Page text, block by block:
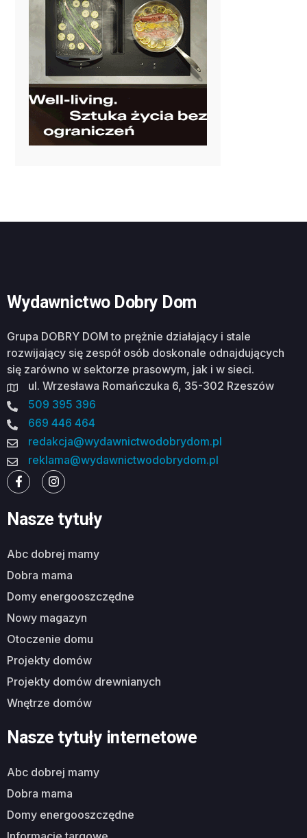
Wydawnictwo Dobry Dom
Grupa DOBRY DOM to prężnie działający i stale
rozwijający się zespół osób doskonale odnajdujących
się zarówno w sektorze prasowym, jak i w sieci.
ul. Wrzesława Romańczuka 6, 35-302 Rzeszów
509 395 396
669 446 464
redakcja@wydawnictwodobrydom.pl
reklama@wydawnictwodobrydom.pl
Nasze tytuły
abc dobrej mamy
dobra mama
domy energooszczędne
nowy magazyn
otoczenie domu
projekty domów
projekty domów drewnianych
wnętrze domów
Nasze tytuły internetowe
abc dobrej mamy
dobra mama
domy energooszczędne